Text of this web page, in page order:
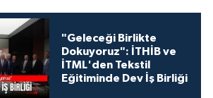
"Geleceği Birlikte
Dokuyoruz": İTHİB ve
İTML'den Tekstil
Eğitiminde Dev İş Birliği